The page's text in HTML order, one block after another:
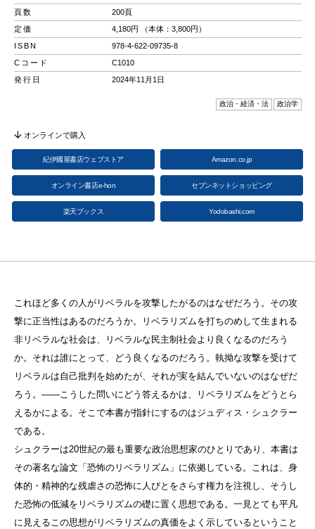
頁数
200頁
定価
4,180円 （本体：3,800円）
ISBN
978-4-622-09735-8
Cコード
C1010
発行日
2024年11月1日
政治・経済・法 政治学
オンラインで購入
紀伊國屋書店ウェブストア Amazon.co.jp
オンライン書店e-hon セブンネットショッピング
楽天ブックス Yodobashi.com
これほど多くの人がリベラルを攻撃したがるのはなぜだろう。その攻
撃に正当性はあるのだろうか。リベラリズムを打ちのめして生まれる
非リベラルな社会は、リベラルな民主制社会より良くなるのだろう
か。それは誰にとって、どう良くなるのだろう。執拗な攻撃を受けて
リベラルは自己批判を始めたが、それが実を結んでいないのはなぜだ
ろう。――こうした問いにどう答えるかは、リベラリズムをどうとら
えるかによる。そこで本書が指針にするのはジュディス・シュクラー
である。
シュクラーは20世紀の最も重要な政治思想家のひとりであり、本書は
その著名な論文「恐怖のリベラリズム」に依拠している。これは、身
体的・精神的な残虐さの恐怖に人びとをさらす権力を注視し、そうし
た恐怖の低減をリベラリズムの礎に置く思想である。一見とても平凡
に見えるこの思想がリベラリズムの真価をよく示しているということ